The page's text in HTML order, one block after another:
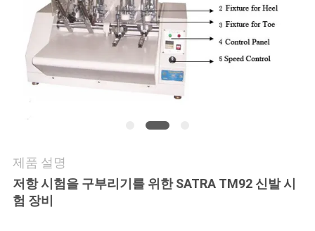
뉴
스
제품 설명
저항 시험을 구부리기를 위한 SATRA TM92 신발 시
험 장비